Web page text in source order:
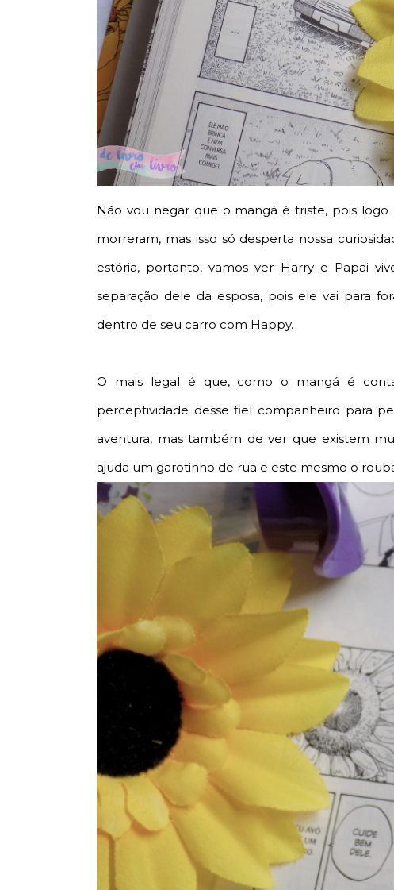
Não vou negar que o mangá é triste, pois
morreram, mas isso só desperta nossa
estória, portanto, vamos ver Harry e Papai
separação dele da esposa, pois ele vai para
dentro de seu carro com Happy.
O mais legal é que, como o mangá é
perceptividade desse fiel companheiro para
aventura, mas também de ver que existem
ajuda um garotinho de rua e este mesmo o